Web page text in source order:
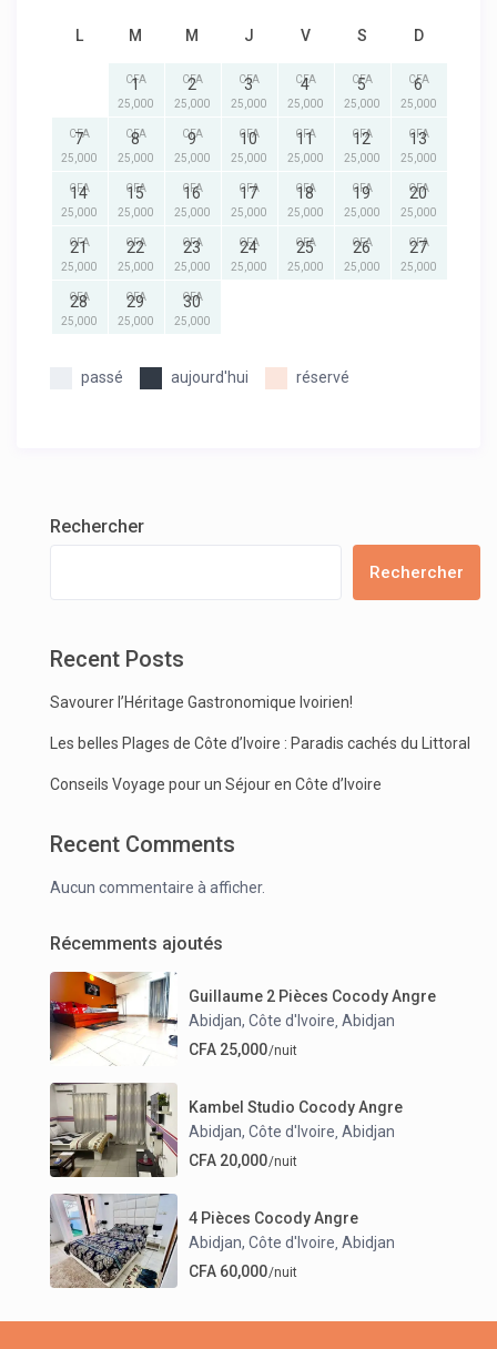
L M M J V S D
1
CFA
25,000
2
CFA
25,000
3
CFA
25,000
4
CFA
25,000
5
CFA
25,000
6
CFA
25,000
7
CFA
25,000
8
CFA
25,000
9
CFA
25,000
10
CFA
25,000
11
CFA
25,000
12
CFA
25,000
13
CFA
25,000
14
CFA
25,000
15
CFA
25,000
16
CFA
25,000
17
CFA
25,000
18
CFA
25,000
19
CFA
25,000
20
CFA
25,000
21
CFA
25,000
22
CFA
25,000
23
CFA
25,000
24
CFA
25,000
25
CFA
25,000
26
CFA
25,000
27
CFA
25,000
28
CFA
25,000
29
CFA
25,000
30
CFA
25,000
passé aujourd'hui réservé
Rechercher
Rechercher
Recent Posts
Savourer l’Héritage Gastronomique Ivoirien!
Les belles Plages de Côte d’Ivoire : Paradis cachés du Littoral
Conseils Voyage pour un Séjour en Côte d’Ivoire
Recent Comments
Aucun commentaire à afficher.
Récemments ajoutés
Guillaume 2 Pièces Cocody Angre
Abidjan, Côte d'Ivoire ,Abidjan
CFA 25,000/nuit
Kambel Studio Cocody Angre
Abidjan, Côte d'Ivoire ,Abidjan
CFA 20,000/nuit
4 Pièces Cocody Angre
Abidjan, Côte d'Ivoire ,Abidjan
CFA 60,000/nuit